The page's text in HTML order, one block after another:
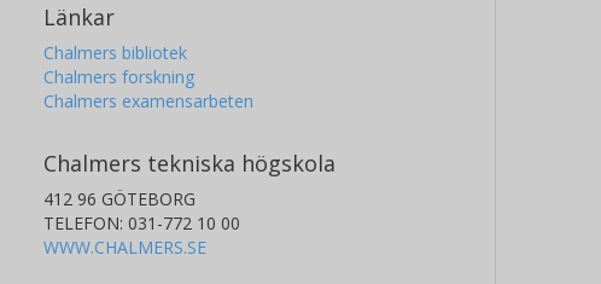
Länkar
Chalmers bibliotek
Chalmers forskning
Chalmers examensarbeten
Chalmers tekniska högskola
412 96 GÖTEBORG
TELEFON: 031-772 10 00
WWW.CHALMERS.SE